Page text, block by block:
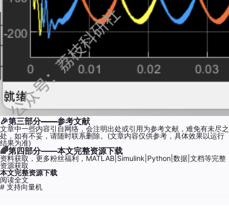
🎉第三部分——参考文献
文章中一些内容引自网络，会注明出处或引用为参考文献，难免有未尽之
处，如有不妥，请随时联系删除。(文章内容仅供参考，具体效果以运行
结果为准)
​​​​​​🌈第四部分——本文完整资源下载
资料获取，更多粉丝福利，MATLAB|Simulink|Python|数据|文档等完整
资源获取
本文完整资源下载
阅读全文
# 支持向量机